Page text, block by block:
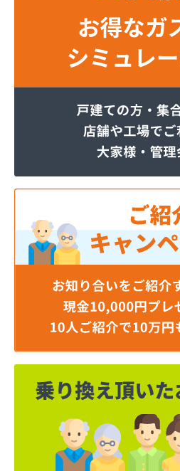
株式会社JAエルサポート じ
株式会社JAエルサポート 県
株式会社JAエルサポート 日
株式会社JAエルサポート
株式会社JAエルサポート 県
株式会社MIKANE
株式会社TOKAI 小山支店
株式会社TOKAI 那須支店
株式会社あいづや
株式会社イイジマ
株式会社エコファースト
株式会社エス・ケーガス
株式会社エネサンスサービス
株式会社エルピオ 宇都宮営
株式会社オオイデ
株式会社ガスパル 宇都宮販
株式会社ガスパル 那須販売
株式会社キクチ
株式会社クレックス 宇都宮
株式会社クレックス 那須塩
株式会社グローバルエナジー